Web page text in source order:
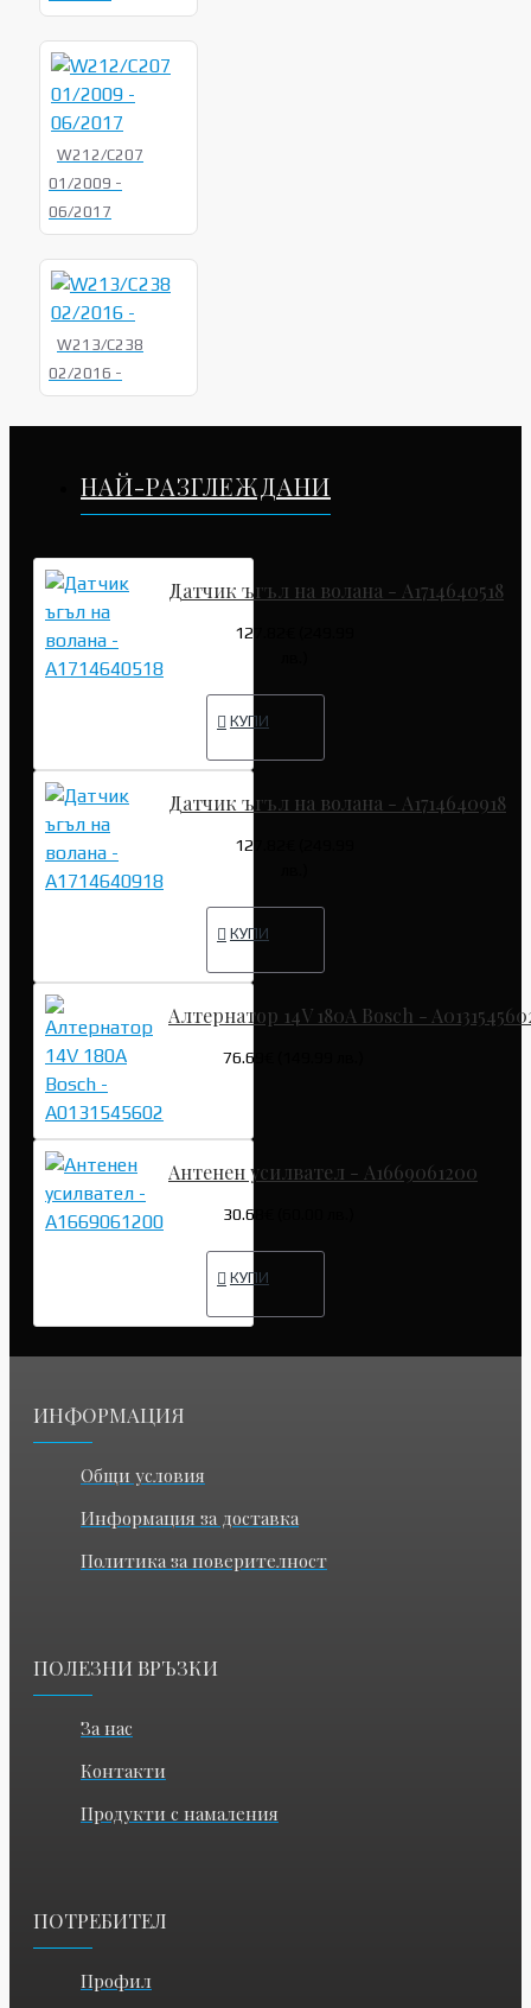
W212/C207
01/2009 -
06/2017
W213/C238
02/2016 -
НАЙ-РАЗГЛЕЖДАНИ
Датчик ъгъл на волана - A1714640518
127.82€ (249.99
КУПИ
Датчик ъгъл на волана - A1714640918
127.82€ (249.99
КУПИ
Алтернатор 14V 180A Bosch -
76.69€ (149.99 лв.)
Антенен усилвател - A1669061200
30.68€ (60.00 лв.)
КУПИ
ИНФОРМАЦИЯ
Общи условия
Информация за доставка
Политика за поверителност
ПОЛЕЗНИ ВРЪЗКИ
За нас
Контакти
Продукти с намаления
ПОТРЕБИТЕЛ
Профил